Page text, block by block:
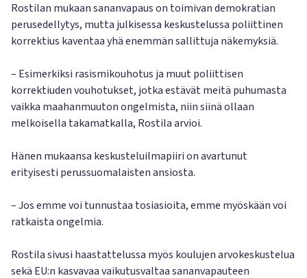
Rostilan mukaan sananvapaus on toimivan demokratian
perusedellytys, mutta julkisessa keskustelussa poliittinen
korrektius kaventaa yhä enemmän sallittuja näkemyksiä.
– Esimerkiksi rasismikouhotus ja muut poliittisen
korrektiuden vouhotukset, jotka estävät meitä puhumasta
vaikka maahanmuuton ongelmista, niin siinä ollaan
melkoisella takamatkalla, Rostila arvioi.
Hänen mukaansa keskusteluilmapiiri on avartunut
erityisesti perussuomalaisten ansiosta.
– Jos emme voi tunnustaa tosiasioita, emme myöskään voi
ratkaista ongelmia.
Rostila sivusi haastattelussa myös koulujen arvokeskustelua
sekä EU:n kasvavaa vaikutusvaltaa sananvapauteen